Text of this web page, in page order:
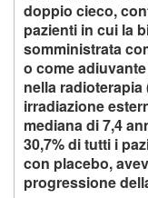
doppio cieco,
pazienti in cui la
somministrata
o come
nella
irradiazione
mediana di 7,4
30,7% di tutti i
con placebo,
progressione